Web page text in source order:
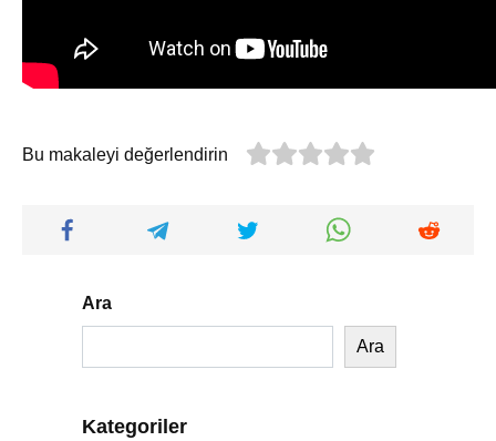
Bu makaleyi değerlendirin
Ara
Ara
Kategoriler